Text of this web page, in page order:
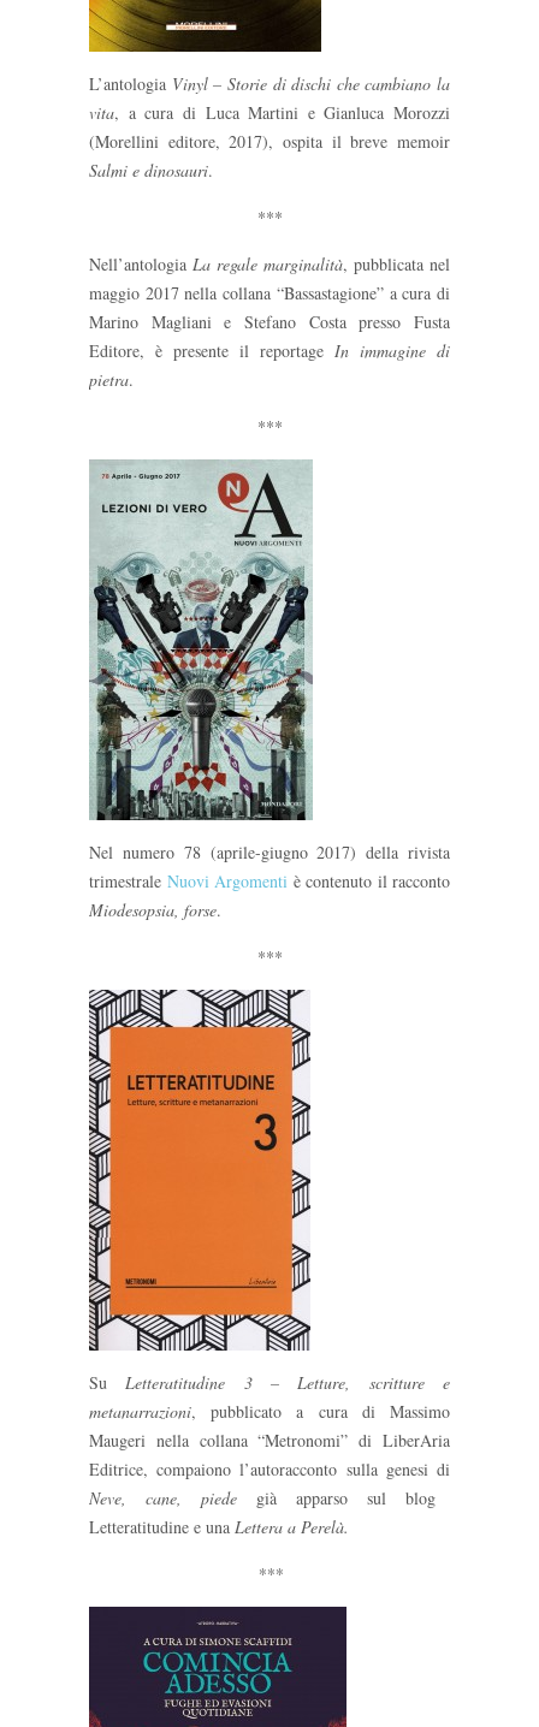
L’antologia Vinyl – Storie di dischi che cambiano la
vita, a cura di Luca Martini e Gianluca Morozzi
(Morellini editore, 2017), ospita il breve memoir
Salmi e dinosauri.
***
Nell’antologia La regale marginalità, pubblicata nel
maggio 2017 nella collana “Bassastagione” a cura di
Marino Magliani e Stefano Costa presso Fusta
Editore, è presente il reportage In immagine di
pietra.
***
Nel numero 78 (aprile-giugno 2017) della rivista
trimestrale Nuovi Argomenti è contenuto il racconto
Miodesopsia, forse.
***
Su Letteratitudine 3 – Letture, scritture e
metanarrazioni, pubblicato a cura di Massimo
Maugeri nella collana “Metronomi” di LiberAria
Editrice, compaiono l’autoracconto sulla genesi di
Neve, cane, piede già apparso sul blog
Letteratitudine e una Lettera a Perelà.
***